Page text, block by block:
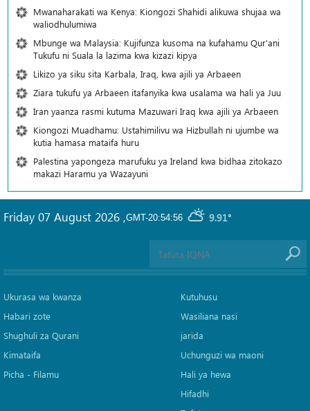
Mwanaharakati wa Kenya: Kiongozi Shahidi alikuwa shujaa wa
waliodhulumiwa
Mbunge wa Malaysia: Kujifunza kusoma na kufahamu Qur’ani
Tukufu ni Suala la lazima kwa kizazi kipya
Likizo ya siku sita Karbala, Iraq, kwa ajili ya Arbaeen
Ziara tukufu ya Arbaeen itafanyika kwa usalama wa hali ya Juu
Iran yaanza rasmi kutuma Mazuwari Iraq kwa ajili ya Arbaeen
Kiongozi Muadhamu: Ustahimilivu wa Hizbullah ni ujumbe wa
kutia hamasa mataifa huru
Palestina yapongeza marufuku ya Ireland kwa bidhaa zitokazo
makazi Haramu ya Wazayuni
GMT-20:54:56 9.91°
Friday 07 August 2026 ,
Ukurasa wa kwanza
Habari zote
Shughuli za Qurani
Kimataifa
Picha‎ - Filamu‎
Kutuhusu
Wasiliana nasi
jarida
Uchunguzi wa maoni
Hali ya hewa
Hifadhi